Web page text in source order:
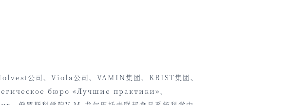
公司、Viola公司、VAMIN集团、KRIST集团、
бюро «Лучшие практики»、